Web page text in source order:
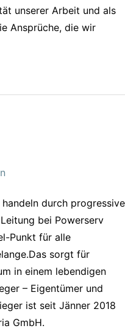
unserer Arbeit und als
Ansprüche, die wir
durch progressive
bei Powerserv
Punkt für alle
sorgt für
in einem lebendigen
– Eigentümer und
ist seit Jänner 2018
GmbH.